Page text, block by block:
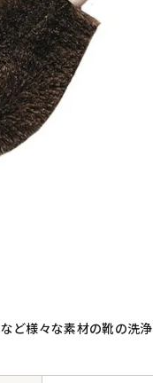
など様々な素材の靴の洗